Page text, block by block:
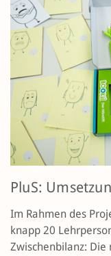
PluS:
Im Rahmen des
knapp 20
Zwischen­bilanz: